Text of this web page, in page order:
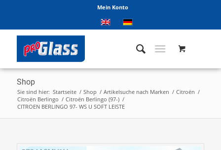
Mein Konto
Shop
Sie sind hier: Startseite / Shop / Artikelsuche nach Marken / Citroën /
Citroën Berlingo / Citroën Berlingo (97-) /
CITROEN BERLINGO 97- WS U SOFT LEISTE